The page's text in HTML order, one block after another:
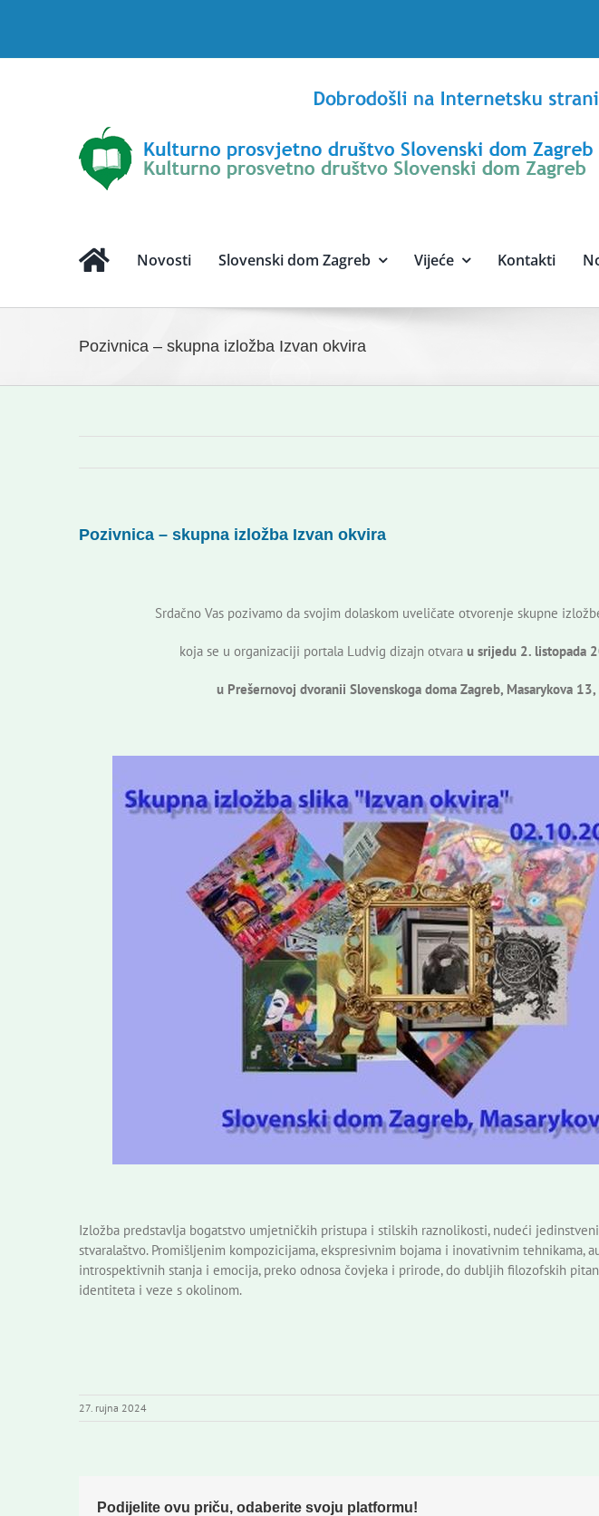
Novosti Slovenski dom Zagreb Vijeće Kontakti
Pozivnica – skupna izložba Izvan okvira
Pozivnica – skupna izložba Izvan okvira
Srdačno Vas pozivamo da svojim dolaskom uveličate otvorenje skupne
koja se u organizaciji portala Ludvig dizajn otvarau srijedu 2. listopada
u Prešernovoj dvoranii Slovenskoga doma Zagreb, Masarykova 13,
Izložba predstavlja bogatstvo umjetničkih pristupa i stilskih raznolikosti, nudeći
stvaralaštvo. Promišljenim kompozicijama, ekspresivnim bojama i inovativnim tehnikama,
introspektivnih stanja i emocija, preko odnosa čovjeka i prirode, do dubljih filozofskih
identiteta i veze s okolinom.
27. rujna 2024
Podijelite ovu priču, odaberite svoju platformu!